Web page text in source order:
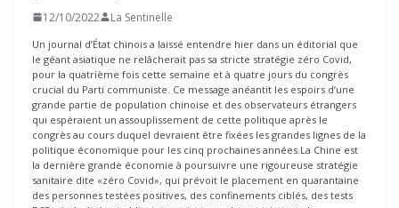
12/10/2022 La Sentinelle
Un journal d’État chinois a laissé entendre hier dans un éditorial que
le géant asiatique ne relâcherait pas sa stricte stratégie zéro Covid,
pour la quatrième fois cette semaine et à quatre jours du congrès
crucial du Parti communiste. Ce message anéantit les espoirs d’une
grande partie de population chinoise et des observateurs étrangers
qui espéraient un assouplissement de cette politique après le
congrès au cours duquel devraient être fixées les grandes lignes de la
politique économique pour les cinq prochaines années.La Chine est
la dernière grande économie à poursuivre une rigoureuse stratégie
sanitaire dite «zéro Covid», qui prévoit le placement en quarantaine
des personnes testées positives, des confinements ciblés, des tests